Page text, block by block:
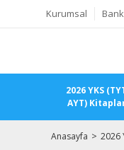
Kurumsal
2026 YKS
AYT)
Anasayfa 2026